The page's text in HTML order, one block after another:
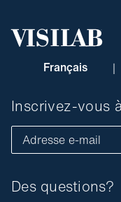
Français
Des questions?
Inscrivez-vous
Adresse e-mail